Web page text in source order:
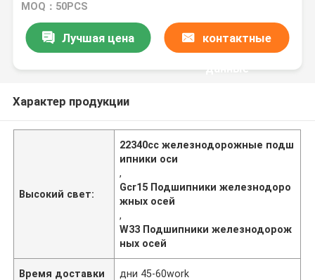
MOQ：50PCS
Лучшая цена контактные
данные
Характер продукции
Высокий свет:
22340cc железнодорожные подш
ипники оси
,
Gcr15 Подшипники железнодоро
жных осей
,
W33 Подшипники железнодорож
ных осей
Время доставки дни 45-60work